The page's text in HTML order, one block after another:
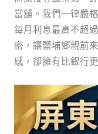
當舖。我們一律嚴
每月利息最高不超
密，讓鹽埔鄉親前
感，卻擁有比銀行